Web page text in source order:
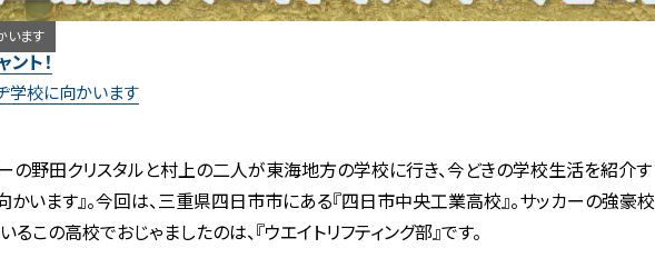
います
ント！
学校に向かいます
の野田クリスタルと村上の二人が東海地方の学校に行き、今どきの学校生活を紹介す
かいます』。今回は、三重県四日市市にある『四日市中央工業高校』。サッカーの強豪校
るこの高校でおじゃましたのは、『ウエイトリフティング部』です。